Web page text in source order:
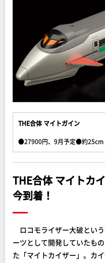
THE合体 マイトガイン
●27900円、9月予定●約25cm
THE合体 マイトカ
今到着！
ロコモライザー大破とい
ーツとして開発していたも
た「マイトカイザー」。カ